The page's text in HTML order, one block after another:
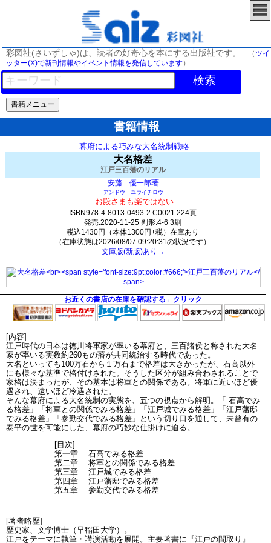
彩図社(さいずしゃ)は、読者の好奇心を本にする出版社です。 （ ツイ
ッター(X)で新刊情報やイベント情報を発信しています）
検索
書籍情報
幕府による巧みな大名統制戦略
大名格差
江戸三百藩のリアル
安藤 優一郎著
アンドウ ユウイチロウ
お殿さまも楽ではない
ISBN978-4-8013-0493-2 C0021 224頁
発売:2020-11-25 判形:4-6 3刷
税込1430円（本体1300円+税）在庫あり
（在庫状態は2026/08/07 09:20:31の状況です）
文庫版(新版)あり→
お近くの書店の在庫を確認する←クリック
[内容]
江戸時代の日本は徳川将軍家が率いる幕府と、三百諸侯と称された大名
家が率いる実数約260もの藩が共同統治する時代であった。
大名といっても100万石から１万石まで格差は大きかったが、石高以外
にも様々な基準で格付けされた。そうした区分が組み合わされることで
家格は決まったが、その基本は将軍との関係である。将軍に近いほど優
遇され、遠いほど冷遇された。
そんな幕府による大名統制の実態を、五つの視点から解明。「 石高でみ
る格差」「将軍との関係でみる格差」「江戸城でみる格差」「江戸藩邸
でみる格差」「参勤交代でみる格差」という切り口を通して、未曾有の
泰平の世を可能にした、幕府の巧妙な仕掛けに迫る。
[目次]
第一章 石高でみる格差
第二章 将軍との関係でみる格差
第三章 江戸城でみる格差
第四章 江戸藩邸でみる格差
第五章 参勤交代でみる格差
[著者略歴]
歴史家、文学博士（早稲田大学）。
江戸をテーマに執筆・講演活動を展開。主要著書に『江戸の間取り』